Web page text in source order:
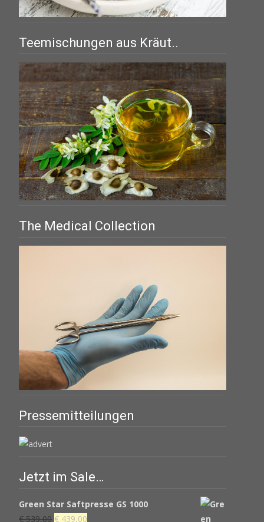
Teemischungen aus Kräut..
The Medical Collection
Pressemitteilungen
Jetzt im Sale…
Green Star Saftpresse GS 1000
€539,00 Ursprünglicher
€ 439,00